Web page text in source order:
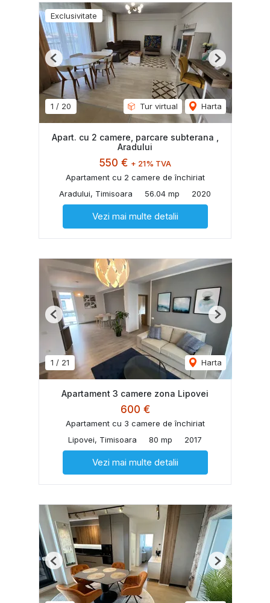
Exclusivitate
1 / 20 Tur virtual Harta
Previous Next
Apart. cu 2 camere, parcare subterana ,
Aradului
550 € + 21% TVA
Apartament cu 2 camere de închiriat
Aradului, Timisoara
56.04 mp 2020
Vezi mai multe detalii
1 / 21 Harta
Previous Next
Apartament 3 camere zona Lipovei
600 €
Apartament cu 3 camere de închiriat
Lipovei, Timisoara
80 mp 2017
Vezi mai multe detalii
Previous Next